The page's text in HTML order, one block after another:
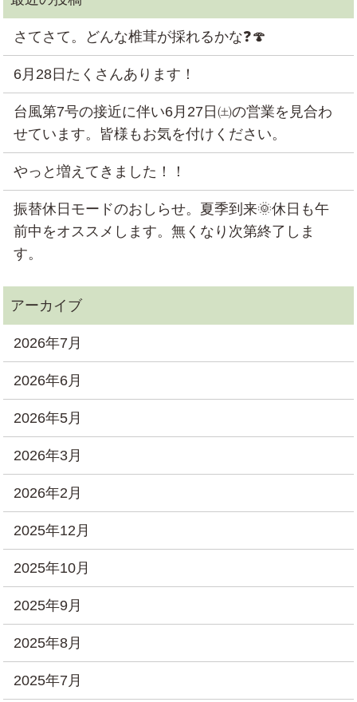
さてさて。どんな椎茸が採れるかな❓🍄
6月28日たくさんあります！
台風第7号の接近に伴い6月27日㈯の営業を見合わ
せています。皆様もお気を付けください。
やっと増えてきました！！
振替休日モードのおしらせ。夏季到来🌞休日も午
前中をオススメします。無くなり次第終了しま
す。
2026年7月
2026年6月
2026年5月
2026年3月
2026年2月
2025年12月
2025年10月
2025年9月
2025年8月
2025年7月